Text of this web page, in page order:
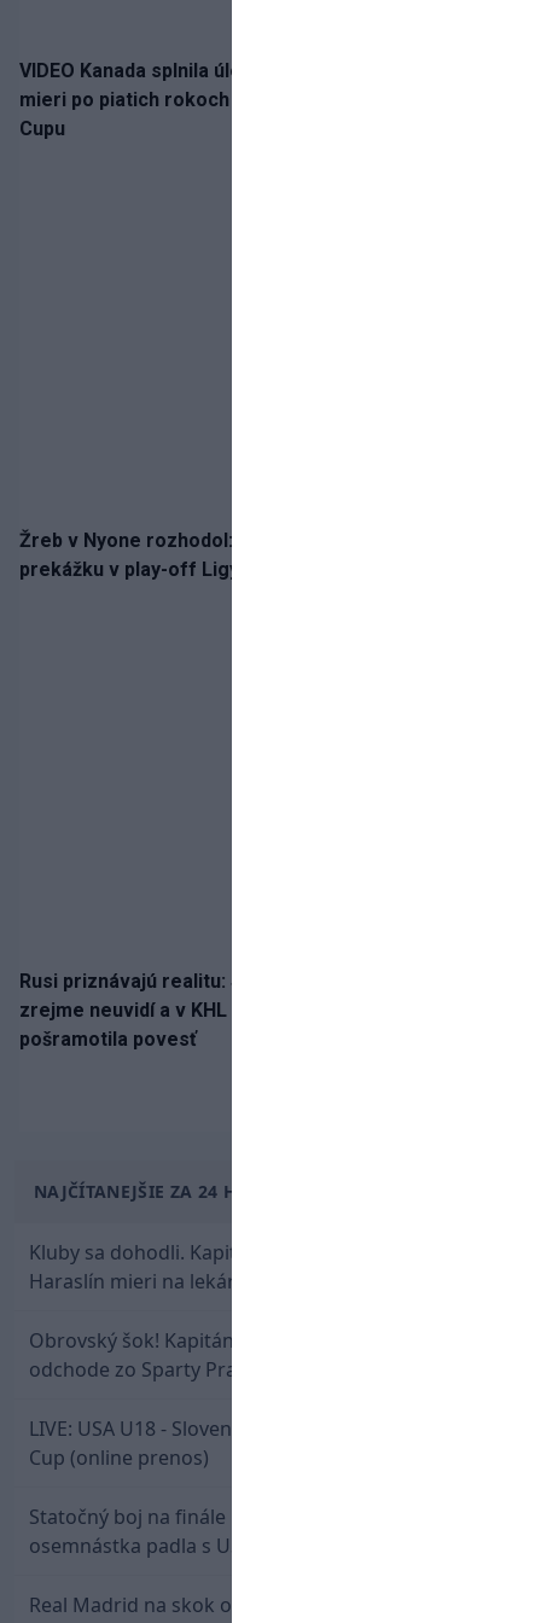
VIDEO Kanada splnila úlohu! Slovenská osemnástka
mieri po piatich rokoch do semifinále Hlinka Gretzky
Cupu
Žreb v Nyone rozhodol: Slovan spoznal potenciálnu
prekážku v play-off Ligy majstrov
Rusi priznávajú realitu: Spartak milióny od Ružičku
zrejme neuvidí a v KHL si už nezahrá. Liga si
pošramotila povesť
NAJČÍTANEJŠIE ZA 24 HODÍN
Kluby sa dohodli. Kapitán Sparty Praha Lukáš
Haraslín mieri na lekársku prehliadku
Obrovský šok! Kapitán Lukáš Haraslín je údajne na
odchode zo Sparty Praha
LIVE: USA U18 - Slovensko U18 / Hlinka-Gretzky
Cup (online prenos)
Statočný boj na finále nestačil: Slovenská
osemnástka padla s USA a zabojuje o bronz
Real Madrid na skok od Slovenska: Borbélyho